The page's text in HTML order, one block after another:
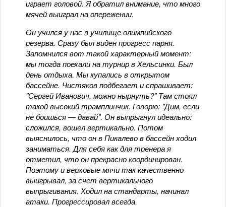
играет головой. Я обратил внимание, что много
мячей выиграл на опережении.
Он учился у нас в училище олимпийского
резерва. Сразу был виден прогресс парня.
Запомнился вот такой характерный момент:
мы тогда поехали на турнир в Хельсинки. Был
день отдыха. Мы купались в открытом
бассейне. Чистяков подбегает и спрашивает:
"Сергей Иванович, можно нырнуть?" Там стоял
такой высокий трамплинчик. Говорю: "Дим, если
не боишься — давай". Он выпрыгнул идеально:
сложился, вошел вертикально. Потом
выяснилось, что он в Пикалево в бассейн ходил
заниматься. Для себя как для тренера я
отметил, что он прекрасно координирован.
Поэтому и верховые мячи так качественно
выигрывал, за счет вертикального
выпрыгивания. Ходил на стандарты, начинал
атаки. Прогрессировал всегда.